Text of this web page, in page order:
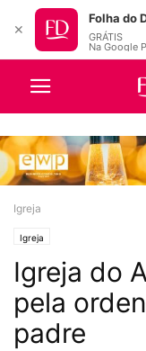
Igreja
Igreja
Igreja do
pela
padre
✕
Folha do
GRÁTIS
Na Google